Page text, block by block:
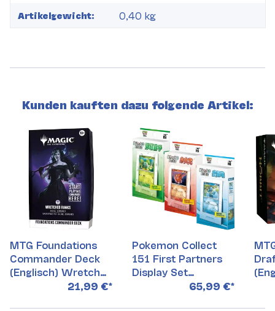
Artikelgewicht: 0,40 kg
Kunden kauften dazu folgende Artikel:
MTG Foundations
Commander Deck
(Englisch) Wretched
21,99 €*
Pokemon Collect
151 First Partners
Display Set
(Chinesisch) 3er Set
65,99 €*